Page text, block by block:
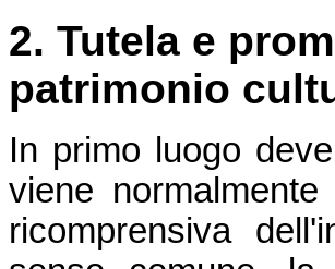
2. Tutela e
patrimonio
In primo luogo
viene
ricomprensiva